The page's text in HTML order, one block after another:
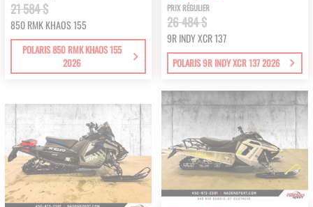
21 584 $
850 RMK KHAOS 155
POLARIS 850 RMK KHAOS 155
2026
PRIX RÉGULIER
26 484 $
9R INDY XCR 137
POLARIS 9R INDY XCR 137 2026